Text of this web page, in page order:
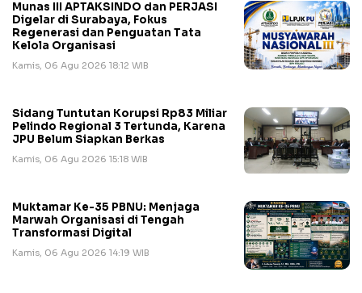
Munas III APTAKSINDO dan PERJASI
Digelar di Surabaya, Fokus
Regenerasi dan Penguatan Tata
Kelola Organisasi
Kamis, 06 Agu 2026 18:12 WIB
Sidang Tuntutan Korupsi Rp83 Miliar
Pelindo Regional 3 Tertunda, Karena
JPU Belum Siapkan Berkas
Kamis, 06 Agu 2026 15:18 WIB
Muktamar Ke-35 PBNU: Menjaga
Marwah Organisasi di Tengah
Transformasi Digital
Kamis, 06 Agu 2026 14:19 WIB